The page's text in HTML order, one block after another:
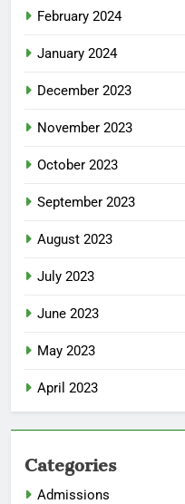
February 2024
January 2024
December 2023
November 2023
October 2023
September 2023
August 2023
July 2023
June 2023
May 2023
April 2023
Categories
Admissions